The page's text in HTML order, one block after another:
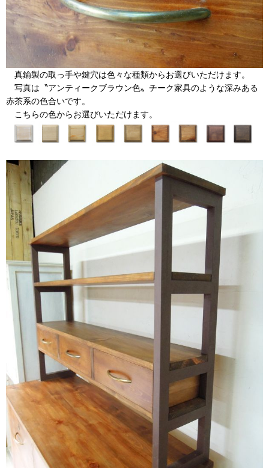
真鍮製の取っ手や鍵穴は色々な種類からお選びいただけます。
写真は〝アンティークブラウン色〟チーク家具のような深みある
赤茶系の色合いです。
こちらの色からお選びいただけます。